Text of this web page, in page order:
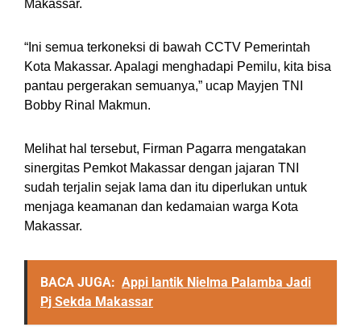
Makassar.
“Ini semua terkoneksi di bawah CCTV Pemerintah
Kota Makassar. Apalagi menghadapi Pemilu, kita bisa
pantau pergerakan semuanya,” ucap Mayjen TNI
Bobby Rinal Makmun.
Melihat hal tersebut, Firman Pagarra mengatakan
sinergitas Pemkot Makassar dengan jajaran TNI
sudah terjalin sejak lama dan itu diperlukan untuk
menjaga keamanan dan kedamaian warga Kota
Makassar.
BACA JUGA: Appi lantik Nielma Palamba Jadi
Pj Sekda Makassar